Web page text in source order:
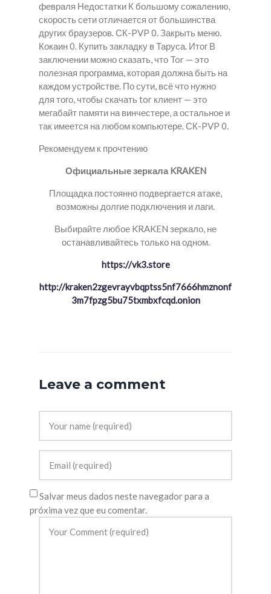
февраля Недостатки К большому сожалению,
скорость сети отличается от большинства
других браузеров. СК-PVP 0. Закрыть меню.
Кокаин 0. Купить закладку в Таруса. Итог В
заключении можно сказать, что Tor — это
полезная программа, которая должна быть на
каждом устройстве. По сути, всё что нужно
для того, чтобы скачать tor клиент — это
мегабайт памяти на винчестере, а остальное и
так имеется на любом компьютере. СК-PVP 0.
Рекомендуем к прочтению
Официальные зеркала KRAKEN
Площадка постоянно подвергается атаке,
возможны долгие подключения и лаги.
Выбирайте любое KRAKEN зеркало, не
останавливайтесь только на одном.
https://vk3.store
http://kraken2zgevrayvbqptss5nf7666hmznonf
3m7fpzg5bu75txmbxfcqd.onion
Leave a comment
Salvar meus dados neste navegador para a
próxima vez que eu comentar.